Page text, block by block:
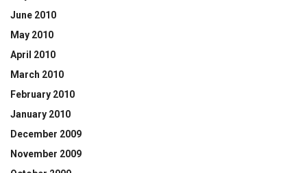
June 2010
May 2010
April 2010
March 2010
February 2010
January 2010
December 2009
November 2009